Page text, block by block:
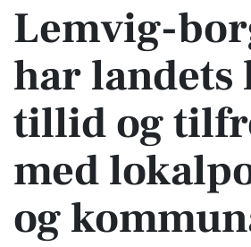
Lemvig-
har landets
tillid og
med
og